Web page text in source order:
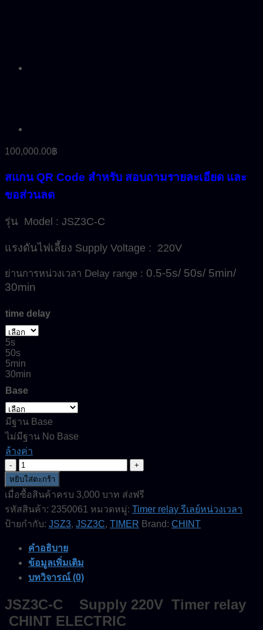
100,000.00฿
สแกน QR Code สำหรับ สอบถามรายละเอียด และ
ขอส่วนลด
รุ่น Model : JSZ3C-C
แรงดันไฟเลี้ยง Supply Voltage : 220V
ย่านการหน่วงเวลา Delay range : 0.5-5s/ 50s/ 5min/
30min
time delay
5s
50s
5min
30min
Base
มีฐาน Base
ไม่มีฐาน No Base
ล้างค่า
จำนวน
JSZ3C-
C-
Supply
220V-
Timer
CHINT
ELECTRIC
ชิ้น
หยิบใส่ตะกร้า
เมื่อซื้อสินค้าครบ 3,000 บาท ส่งฟรี
รหัสสินค้า: 2350061 หมวดหมู่: Timer relay รีเลย์หน่วงเวลา
ป้ายกำกับ: JSZ3, JSZ3C, TIMER Brand: CHINT
คำอธิบาย
ข้อมูลเพิ่มเติม
บทวิจารณ์ (0)
JSZ3C-C Supply 220V Timer relay
CHINT ELECTRIC